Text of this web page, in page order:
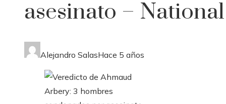
asesinato – National
Alejandro SalasHace 5 años